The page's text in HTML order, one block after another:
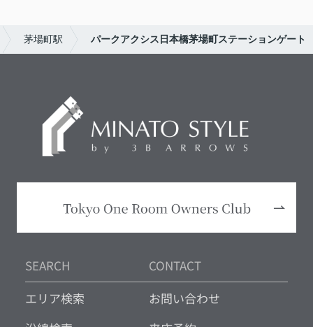
茅場町駅 パークアクシス日本橋茅場町ステーションゲート
SEARCH
エリア検索
CONTACT
お問い合わせ